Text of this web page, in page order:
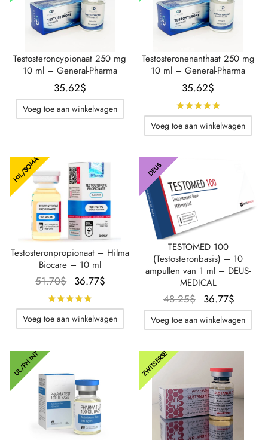
Testosteroncypionaat 250 mg
10 ml – General-Pharma
35.62$
Voeg toe aan winkelwagen
Testosteronenanthaat 250 mg
10 ml – General-Pharma
35.62$
Voeg toe aan winkelwagen
HIL/SOMA
Testosteronpropionaat – Hilma
Biocare – 10 ml
51.70$ Oorspronkelijke
prijs was:
51.70$.
36.77$
prijs is:
36.77$.
van de 5 sterren
Voeg toe aan winkelwagen
DEUS
TESTOMED 100
(Testosteronbasis) – 10
ampullen van 1 ml – DEUS-
MEDICAL
48.25$ Oorspronkelijke
prijs was:
48.25$.
36.77$
prijs is:
Voeg toe aan winkelwagen
UL/PH INT ZWITSERSE